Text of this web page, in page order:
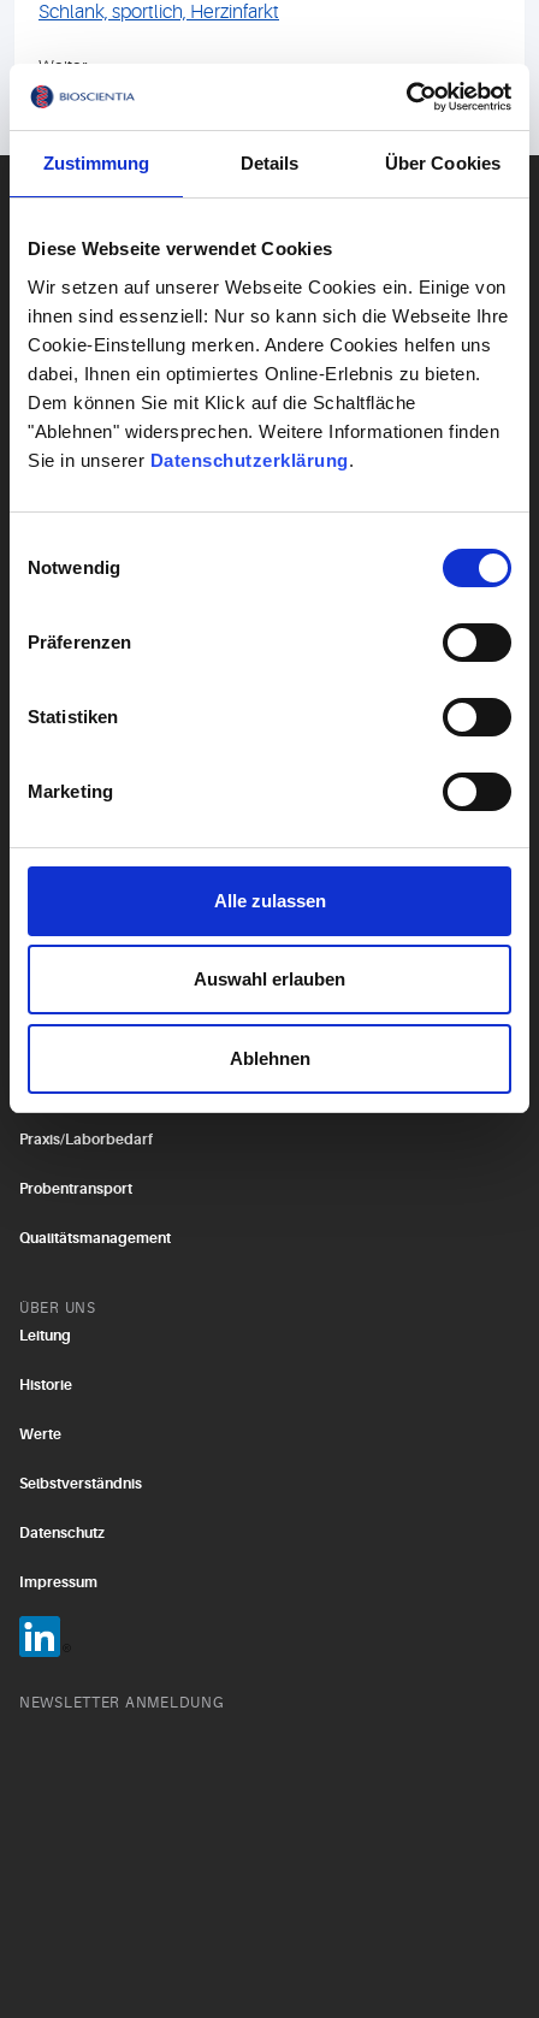
Zustimmung Details Über Cookies
Diese Webseite verwendet Cookies
Wir setzen auf unserer Webseite Cookies ein. Einige von
ihnen sind essenziell: Nur so kann sich die Webseite Ihre
Cookie-Einstellung merken. Andere Cookies helfen uns
dabei, Ihnen ein optimiertes Online-Erlebnis zu bieten.
Dem können Sie mit Klick auf die Schaltfläche
"Ablehnen" widersprechen. Weitere Informationen finden
Sie in unserer Datenschutzerklärung.
Notwendig
Präferenzen
Statistiken
Marketing
Alle zulassen
Auswahl erlauben
Ablehnen
Schlank, sportlich, Herzinfarkt
Weiter
Gesunde Ernährung und Laborwerte
Herz & Kreislauf
Leber
Alle Analysen anzeigen
Biocontrol
Genetik
Fortbildungen
Medizinproduktesicherheit
Praxis/Laborbedarf
Probentransport
Qualitätsmanagement
ÜBER UNS
Leitung
Historie
Werte
Selbstverständnis
Datenschutz
Impressum
NEWSLETTER ANMELDUNG